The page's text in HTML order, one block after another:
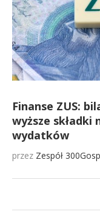
Finanse ZUS:
wyższe składki
wydatków
przez Zespół